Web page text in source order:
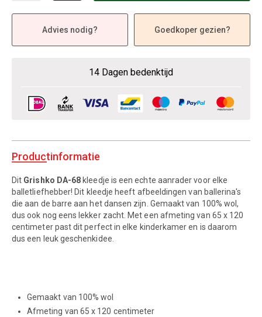
Advies nodig? Goedkoper gezien?
14 Dagen bedenktijd
Productinformatie
Dit Grishko DA-68 kleedje is een echte aanrader voor elke
balletliefhebber! Dit kleedje heeft afbeeldingen van ballerina's
die aan de barre aan het dansen zijn. Gemaakt van 100% wol,
dus ook nog eens lekker zacht. Met een afmeting van 65 x 120
centimeter past dit perfect in elke kinderkamer en is daarom
dus een leuk geschenkidee.
Gemaakt van 100% wol
Afmeting van 65 x 120 centimeter